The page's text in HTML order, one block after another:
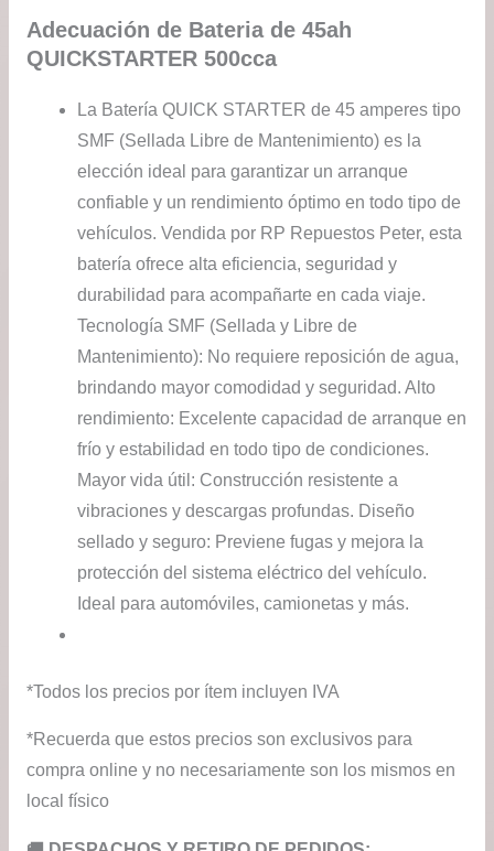
Adecuación de Bateria de 45ah
QUICKSTARTER 500cca
La Batería QUICK STARTER de 45 amperes tipo
SMF (Sellada Libre de Mantenimiento) es la
elección ideal para garantizar un arranque
confiable y un rendimiento óptimo en todo tipo de
vehículos. Vendida por RP Repuestos Peter, esta
batería ofrece alta eficiencia, seguridad y
durabilidad para acompañarte en cada viaje.
Tecnología SMF (Sellada y Libre de
Mantenimiento): No requiere reposición de agua,
brindando mayor comodidad y seguridad. Alto
rendimiento: Excelente capacidad de arranque en
frío y estabilidad en todo tipo de condiciones.
Mayor vida útil: Construcción resistente a
vibraciones y descargas profundas. Diseño
sellado y seguro: Previene fugas y mejora la
protección del sistema eléctrico del vehículo.
Ideal para automóviles, camionetas y más.
*Todos los precios por ítem incluyen IVA
*Recuerda que estos precios son exclusivos para
compra online y no necesariamente son los mismos en
local físico